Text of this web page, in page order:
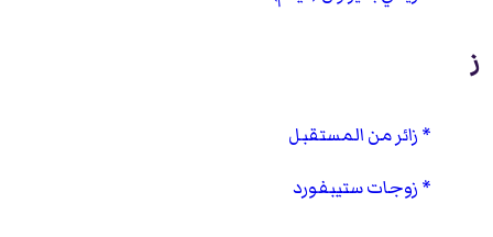
ز
زائر من المستقبل
زوجات ستيبفورد